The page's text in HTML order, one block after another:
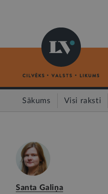
Sākums Visi raksti
Santa Galiņa